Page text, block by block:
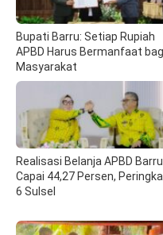
Bupati Barru: Setiap Rupiah
APBD Harus Bermanfaat
Masyarakat
Realisasi Belanja APBD Barru
Capai 44,27 Persen,
6 Sulsel